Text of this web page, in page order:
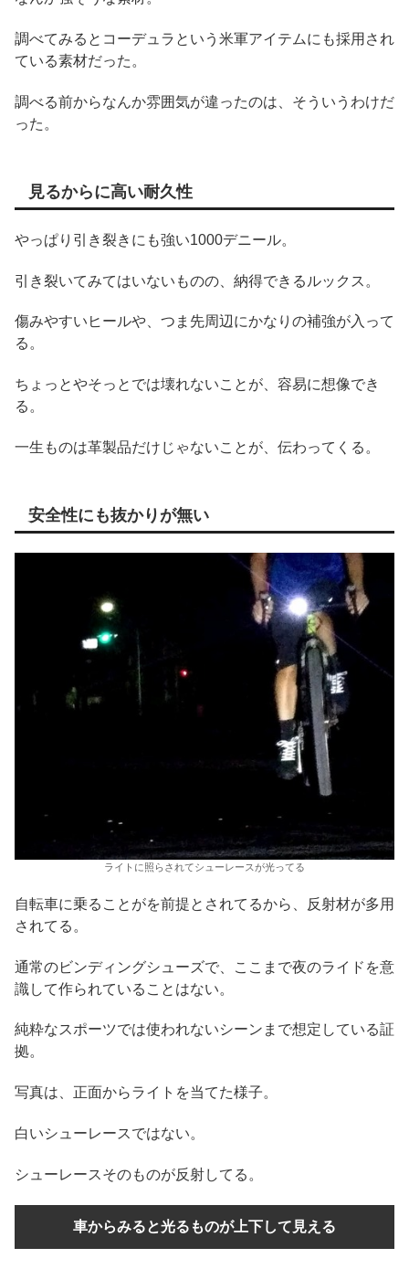
調べてみるとコーデュラという米軍アイテムにも採用され
ている素材だった。
調べる前からなんか雰囲気が違ったのは、そういうわけだ
った。
見るからに高い耐久性
やっぱり引き裂きにも強い1000デニール。
引き裂いてみてはいないものの、納得できるルックス。
傷みやすいヒールや、つま先周辺にかなりの補強が入って
る。
ちょっとやそっとでは壊れないことが、容易に想像でき
る。
一生ものは革製品だけじゃないことが、伝わってくる。
安全性にも抜かりが無い
ライトに照らされてシューレースが光ってる
自転車に乗ることがを前提とされてるから、反射材が多用
されてる。
通常のビンディングシューズで、ここまで夜のライドを意
識して作られていることはない。
純粋なスポーツでは使われないシーンまで想定している証
拠。
写真は、正面からライトを当てた様子。
白いシューレースではない。
シューレースそのものが反射してる。
車からみると光るものが上下して見える